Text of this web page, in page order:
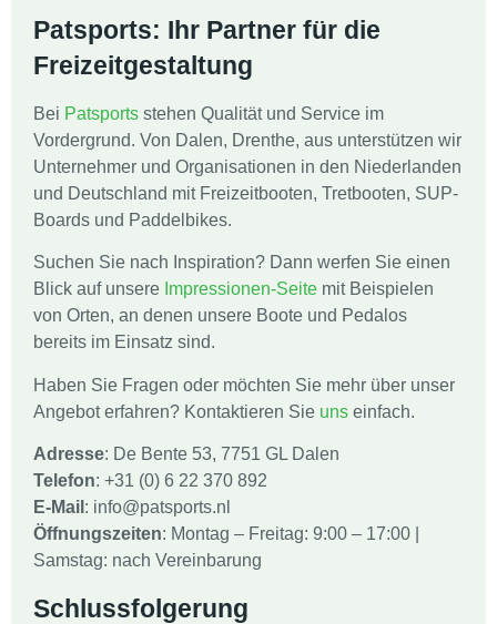
Patsports: Ihr Partner für die
Freizeitgestaltung
Bei Patsports stehen Qualität und Service im
Vordergrund. Von Dalen, Drenthe, aus unterstützen wir
Unternehmer und Organisationen in den Niederlanden
und Deutschland mit Freizeitbooten, Tretbooten, SUP-
Boards und Paddelbikes.
Suchen Sie nach Inspiration? Dann werfen Sie einen
Blick auf unsere Impressionen-Seite mit Beispielen
von Orten, an denen unsere Boote und Pedalos
bereits im Einsatz sind.
Haben Sie Fragen oder möchten Sie mehr über unser
Angebot erfahren? Kontaktieren Sie uns einfach.
Adresse: De Bente 53, 7751 GL Dalen
Telefon: +31 (0) 6 22 370 892
E-Mail : info@patsports.nl
Öffnungszeiten: Montag – Freitag: 9:00 – 17:00 |
Samstag: nach Vereinbarung
Schlussfolgerung